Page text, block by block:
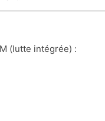
(lutte intégrée) :